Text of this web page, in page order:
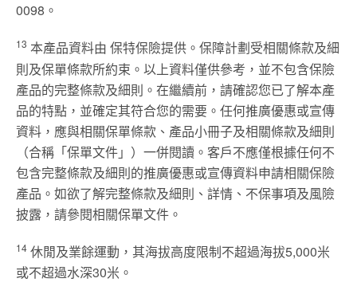
0098。
13 本產品資料由 保特保險提供。保障計劃受相關條款及細
則及保單條款所約束。以上資料僅供參考，並不包含保險
產品的完整條款及細則。在繼續前，請確認您已了解本產
品的特點，並確定其符合您的需要。任何推廣優惠或宣傳
資料，應與相關保單條款、產品小冊子及相關條款及細則
（合稱「保單文件」）一併閱讀。客戶不應僅根據任何不
包含完整條款及細則的推廣優惠或宣傳資料申請相關保險
產品。如欲了解完整條款及細則、詳情、不保事項及風險
披露，請參閱相關保單文件。
14 休閒及業餘運動，其海拔高度限制不超過海拔5,000米
或不超過水深30米。